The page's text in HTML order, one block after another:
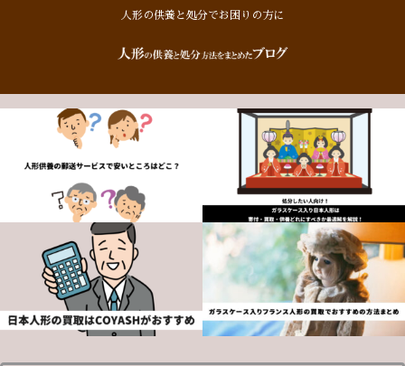
人形の供養と処分でお困りの方に